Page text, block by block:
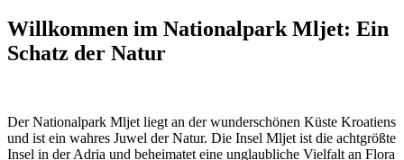
Willkommen im Nationalpark Mljet: Ein
Schatz der Natur
Der Nationalpark Mljet liegt an der wunderschönen Küste Kroatiens
und ist ein wahres Juwel der Natur. Die Insel Mljet ist die achtgrößte
Insel in der Adria und beheimatet eine unglaubliche Vielfalt an Flora